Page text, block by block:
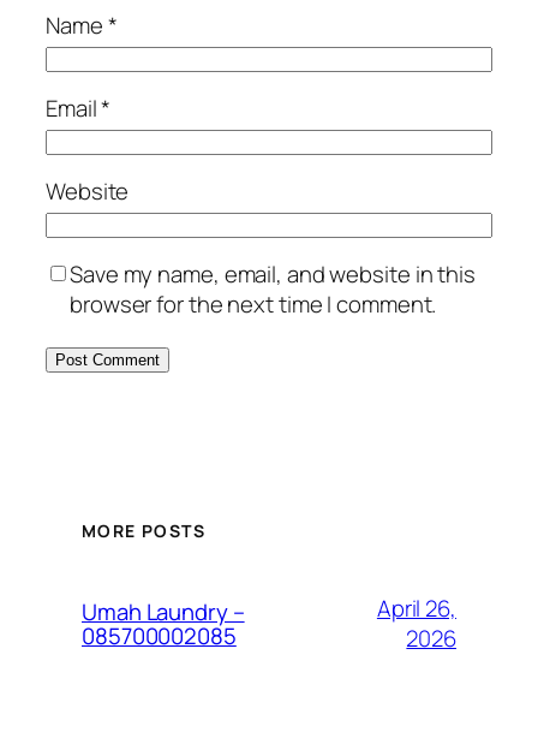
Name*
Email*
Website
Save my name, email, and website in this
browser for the next time I comment.
MORE POSTS
Umah Laundry –
085700002085
April 26,
2026